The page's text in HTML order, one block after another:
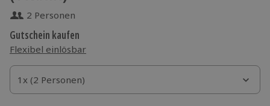
2 Personen
Gutschein kaufen
Flexibel einlösbar
1x (2 Personen)
1x (2 Personen)
1x (2 Personen)